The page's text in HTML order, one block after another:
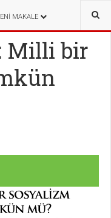
MAKALE
Milli bir